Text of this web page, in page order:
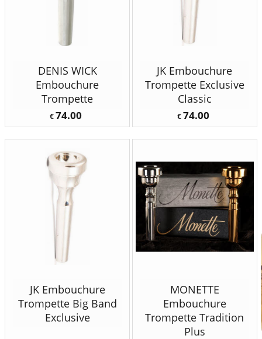
DENIS WICK
Embouchure
Trompette
€74.00
JK Embouchure
Trompette Exclusive
Classic
€74.00
JK Embouchure
Trompette Big Band
Exclusive
MONETTE
Embouchure
Trompette Tradition
Plus